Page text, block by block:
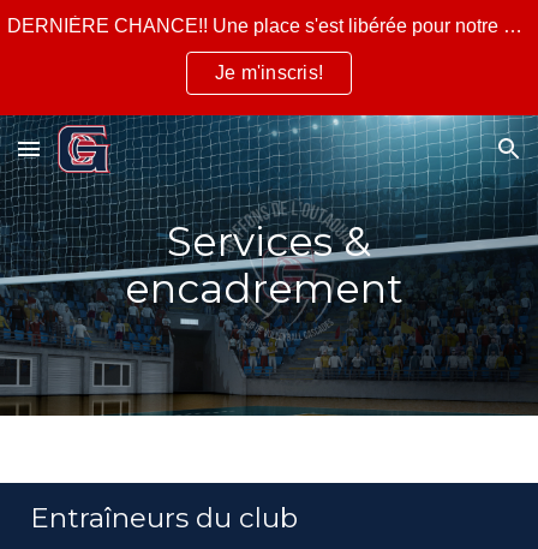
DERNIÈRE CHANCE!! Une place s'est libérée pour notre camp d'été pour la semaine du 10 au 14 août 2026!
Je m'inscris!
Services &
encadrement
Entraîneurs du club